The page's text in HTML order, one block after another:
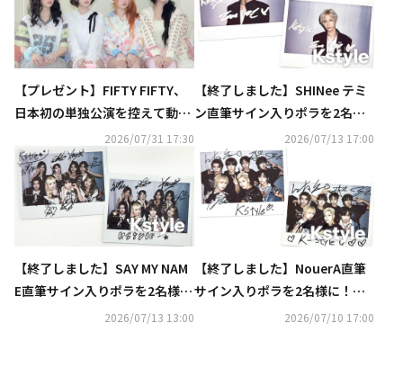
【プレゼント】FIFTY FIFTY、
日本初の単独公演を控えて動画
メッセージが到着！直筆サイン
入りチェキを各1名様に
2026/07/31 17:30
【終了しました】SHINee テミ
ン直筆サイン入りポラを2名様
に！「Kstyle PARTY 2026」DA
Y1出演
2026/07/13 17:00
【終了しました】SAY MY NAM
E直筆サイン入りポラを2名様
に！「Kstyle PARTY 2026」DA
2026/07/13 13:00
【終了しました】NouerA直筆
サイン入りポラを2名様に！「K
style PARTY 2026」DAY1出演
2026/07/10 17:00